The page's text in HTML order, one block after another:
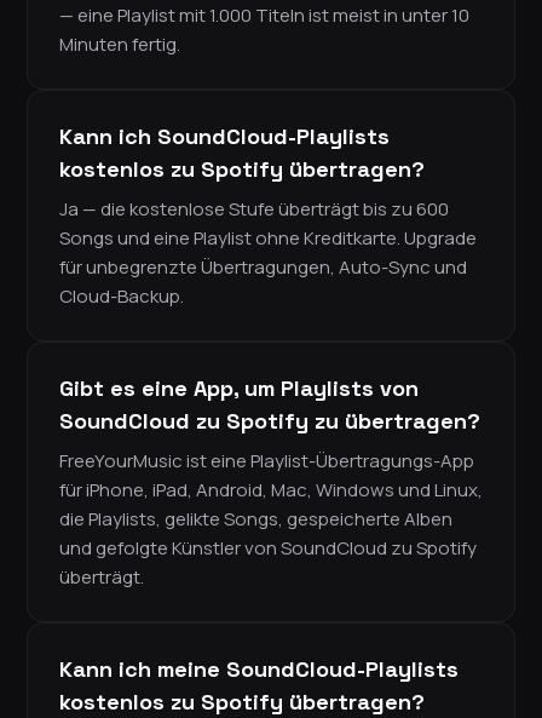
— eine Playlist mit 1.000 Titeln ist meist in unter 10
Minuten fertig.
Kann ich SoundCloud-Playlists
kostenlos zu Spotify übertragen?
Ja — die kostenlose Stufe überträgt bis zu 600
Songs und eine Playlist ohne Kreditkarte. Upgrade
für unbegrenzte Übertragungen, Auto-Sync und
Cloud-Backup.
Gibt es eine App, um Playlists von
SoundCloud zu Spotify zu übertragen?
FreeYourMusic ist eine Playlist-Übertragungs-App
für iPhone, iPad, Android, Mac, Windows und Linux,
die Playlists, gelikte Songs, gespeicherte Alben
und gefolgte Künstler von SoundCloud zu Spotify
überträgt.
Kann ich meine SoundCloud-Playlists
kostenlos zu Spotify übertragen?